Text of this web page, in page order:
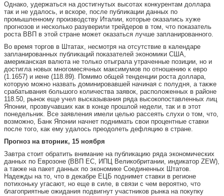
Однако, удержаться на достигнутых высотах конкурентам доллара
так и не удалось, и вскоре, после публикации данных по
промышленному производству Италии, которые оказались хуже
прогнозов и несколько разуверили трейдеров в том, что показатель
роста ВВП в этой стране может оказаться лучше запланированного.
Во время торгов в Штатах, несмотря на отсутствие в календаре
запланированных публикаций показателей экономики США,
американская валюта не только отыграла утраченные позиции, но и
достигла новых многомесячных максимумов по отношению к евро
(1.1657) и иене (118.89). Помимо общей тенденции роста доллара,
которую можно назвать доминировавшей начиная с полудня, а также
срабатывания большого количества заявок, расположенных в районе
118.50, рынок еще учел высказывания ряда высокопоставленных лиц
Японии, прозвучавших как в конце прошлой недели, так и в этот
понедельник. Все заявления имели целью рассеять слухи о том, что,
возможно, Банк Японии начнет поднимать свои процентные ставки
после того, как ему удалось преодолеть дефляцию в стране.
Прогноз на вторник, 15 ноября
Завтра стоит обратить внимание на публикацию ряда экономических
данных по Еврозоне (ВВП ЕС, ИПЦ Великобритании, индикатор ZEW),
а также на пакет данных по экономике Соединенных Штатов.
Надежды на то, что в декабре ЕЦБ поднимет ставки в регионе
потихоньку угасают, но еще в силе, в связи с чем вероятно, что
благоприятные ожидания подвигнут участников рынка на покупку